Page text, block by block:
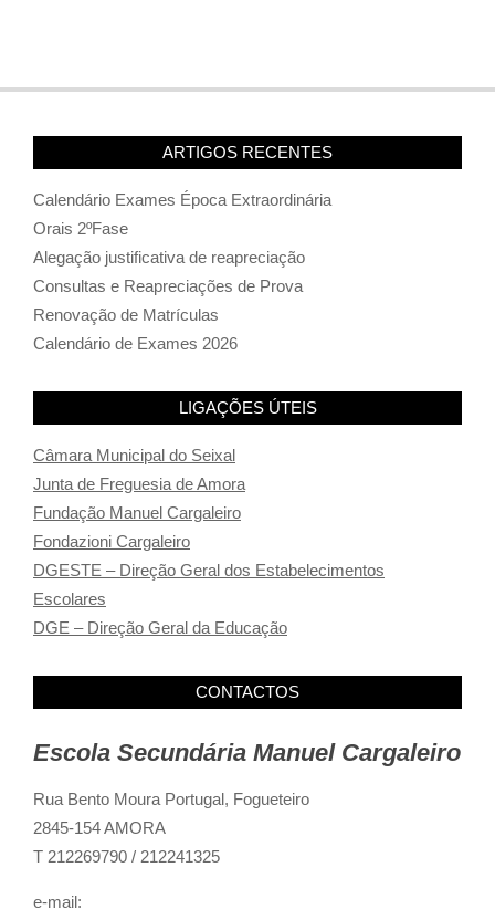
ARTIGOS RECENTES
Calendário Exames Época Extraordinária
Orais 2ºFase
Alegação justificativa de reapreciação
Consultas e Reapreciações de Prova
Renovação de Matrículas
Calendário de Exames 2026
LIGAÇÕES ÚTEIS
Câmara Municipal do Seixal
Junta de Freguesia de Amora
Fundação Manuel Cargaleiro
Fondazioni Cargaleiro
DGESTE – Direção Geral dos Estabelecimentos
Escolares
DGE – Direção Geral da Educação
CONTACTOS
Escola Secundária Manuel Cargaleiro
Rua Bento Moura Portugal, Fogueteiro
2845-154 AMORA
T 212269790 / 212241325
e-mail: